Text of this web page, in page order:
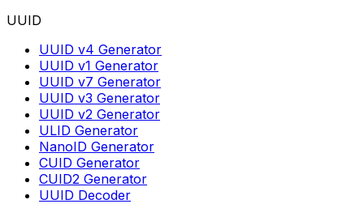
UUID
UUID v4 Generator
UUID v1 Generator
UUID v7 Generator
UUID v3 Generator
UUID v2 Generator
ULID Generator
NanoID Generator
CUID Generator
CUID2 Generator
UUID Decoder